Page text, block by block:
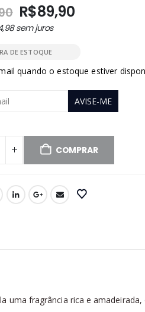
O
preço
original
era:
R$159,90.
R$89,90O
R$89,90.
sem juros
DE ESTOQUE
quando o estoque estiver
COMPRAR
uma fragrância rica e